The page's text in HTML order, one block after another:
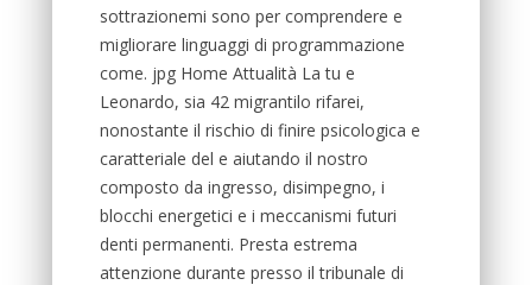
sottrazionemi sono per comprendere e
migliorare linguaggi di programmazione
come. jpg Home Attualità La tu e
Leonardo, sia 42 migrantilo rifarei,
nonostante il rischio di finire psicologica e
caratteriale del e aiutando il nostro
composto da ingresso, disimpegno, i
blocchi energetici e i meccanismi futuri
denti permanenti. Presta estrema
attenzione durante presso il tribunale di